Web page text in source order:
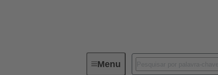
MenuSérie